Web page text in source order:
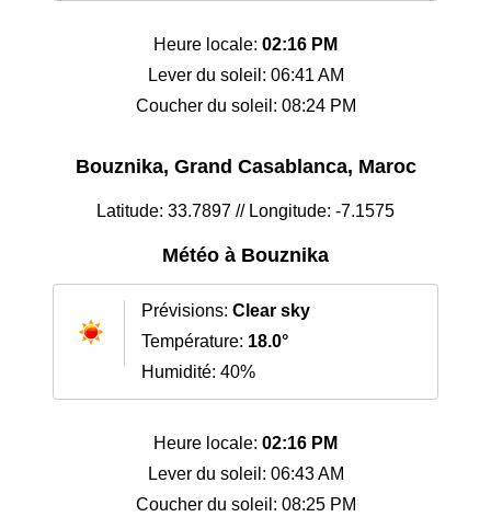
Heure locale: 02:16 PM
Lever du soleil: 06:41 AM
Coucher du soleil: 08:24 PM
Bouznika, Grand Casablanca, Maroc
Latitude: 33.7897 // Longitude: -7.1575
Météo à Bouznika
Prévisions: Clear sky
Température: 18.0°
Humidité: 40%
Heure locale: 02:16 PM
Lever du soleil: 06:43 AM
Coucher du soleil: 08:25 PM